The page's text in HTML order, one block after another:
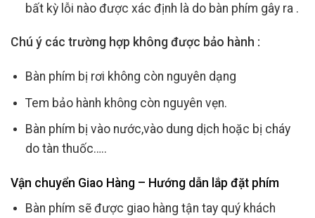
bất kỳ lỗi nào được xác định là do bàn phím gây ra .
Chú ý các trường hợp không được bảo hành :
Bàn phím bị rơi không còn nguyên dạng
Tem bảo hành không còn nguyên vẹn.
Bàn phím bị vào nước,vào dung dịch hoặc bị cháy
do tàn thuốc…..
Vận chuyển Giao Hàng – Hướng dẫn lắp đặt phím
Bàn phím sẽ được giao hàng tận tay quý khách